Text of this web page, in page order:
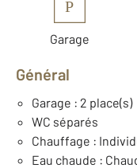
P
Garage
Général
Garage : 2 place(s)
WC séparés
Chauffage :
Eau chaude :